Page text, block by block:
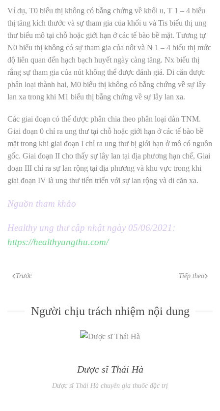
Ví dụ, T0 biểu thị không có bằng chứng về khối u, T 1 – 4 biểu
thị tăng kích thước và sự tham gia của khối u và Tis biểu thị ung
thư biểu mô tại chỗ hoặc giới hạn ở các tế bào bề mặt. Tương tự
N0 biểu thị không có sự tham gia của nốt và N 1 – 4 biểu thị mức
độ liên quan đến hạch bạch huyết ngày càng tăng. Nx biểu thị
rằng sự tham gia của nút không thể được đánh giá. Di căn được
phân loại thành hai, M0 biểu thị không có bằng chứng về sự lây
lan xa trong khi M1 biểu thị bằng chứng về sự lây lan xa.
Các giai đoạn có thể được phân chia theo phân loại dàn TNM.
Giai đoạn 0 chỉ ra ung thư tại chỗ hoặc giới hạn ở các tế bào bề
mặt trong khi giai đoạn I chỉ ra ung thư bị giới hạn ở mô có nguồn
gốc. Giai đoạn II cho thấy sự lây lan tại địa phương hạn chế, Giai
đoạn III chỉ ra sự lan rộng tại địa phương và khu vực trong khi
giai đoạn IV là ung thư tiến triển với sự lan rộng và di căn xa.
Nguồn tham khảo
Healthy ung thư cập nhật ngày 05/06/2021:
https://healthyungthu.com/
Trước Tiếp theo
Người chịu trách nhiệm nội dung
Dược sĩ Thái Hà
Dược sĩ Thái Hà chuyên gia thuốc đặc trị